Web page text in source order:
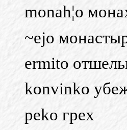
monah¦o
~ejo
ermito
konvinko
peko грех